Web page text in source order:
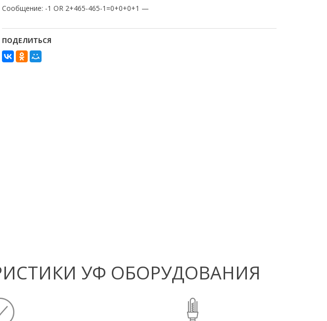
Сообщение: -1 OR 2+465-465-1=0+0+0+1 —
ПОДЕЛИТЬСЯ
УФ ОБОРУДОВАНИЯ